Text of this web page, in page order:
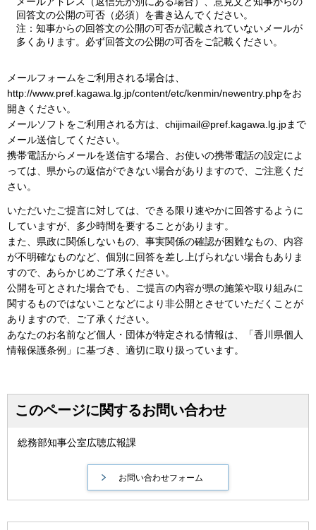
回答文の公開の可否（必須）を書き込んでください。
注：知事からの回答文の公開の可否が記載されていないメールが
多くあります。必ず回答文の公開の可否をご記載ください。
メールフォームをご利用される場合は、
http://www.pref.kagawa.lg.jp/content/etc/kenmin/newentry.phpをお
開きください。
メールソフトをご利用される方は、chijimail@pref.kagawa.lg.jpまで
メール送信してください。
携帯電話からメールを送信する場合、お使いの携帯電話の設定によ
っては、県からの返信ができない場合がありますので、ご注意くだ
さい。
いただいたご提言に対しては、できる限り速やかに回答するように
していますが、多少時間を要することがあります。
また、県政に関係しないもの、事実関係の確認が困難なもの、内容
が不明確なものなど、個別に回答を差し上げられない場合もありま
すので、あらかじめご了承ください。
公開を可とされた場合でも、ご提言の内容が県の施策や取り組みに
関するものではないことなどにより非公開とさせていただくことが
ありますので、ご了承ください。
あなたのお名前など個人・団体が特定される情報は、「香川県個人
情報保護条例」に基づき、適切に取り扱っています。
このページに関するお問い合わせ
総務部知事公室広聴広報課